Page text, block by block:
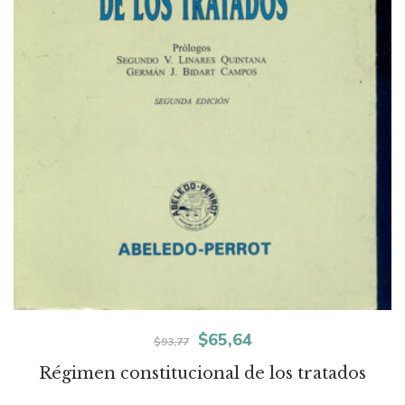
Régimen constitucional de los tratados
$93,77
El
precio
$65,64El
precio